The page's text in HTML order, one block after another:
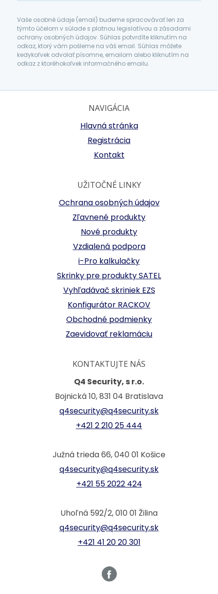
Vaše osobné údaje (email) budeme spracovávať len za
týmto účelom v súlade s platnou legislatívou a zásadami
ochrany osobných údajov. Súhlas potvrdíte kliknutím na
odkaz, ktorý vám pošleme na váš email. Súhlas môžete
kedykoľvek odvolať písomne, emailom alebo kliknutím na
odkaz z ktoréhokoľvek informačného emailu.
NAVIGÁCIA
Hlavná stránka
Registrácia
Kontakt
UŽITOČNÉ LINKY
Ochrana osobných údajov
Zľavnené produkty
Nové produkty
Vzdialená podpora
i-Pro kalkulačky
Skrinky pre produkty SATEL
Vyhľadávač skriniek EZS
Konfigurátor RACKOV
Obchodné podmienky
Zaevidovať reklamáciu
KONTAKTUJTE NÁS
Q4 Security, s r.o.
Bojnická 10, 831 04 Bratislava
q4security@q4security.sk
+421 2 210 25 444
Južná trieda 66, 040 01 Košice
q4security@q4security.sk
+421 55 2022 424
Uhoľná 592/2, 010 01 Žilina
q4security@q4security.sk
+421 41 20 20 301